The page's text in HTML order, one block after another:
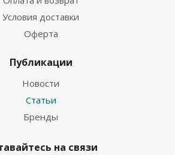
Условия доставки
Оферта
Публикации
Новости
Статьи
Бренды
на связи